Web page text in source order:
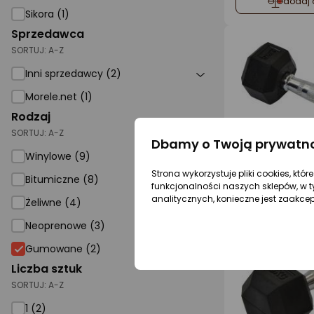
Sikora (1)
Sprzedawca
SORTUJ: A-Z
Inni sprzedawcy (2)
Morele.net (1)
Rodzaj
SORTUJ: A-Z
Winylowe (9)
Bitumiczne (8)
Żeliwne (4)
Neoprenowe (3)
Gumowane
Gumowane (2)
Liczba sztuk
SORTUJ: A-Z
1 (2)
dodaj
Dbamy o Twoją
Strona wykorzystuje pliki cookies,
funkcjonalności naszych sklepów, w
analitycznych, konieczne jest